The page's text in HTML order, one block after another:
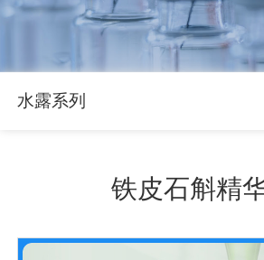
水露系列
铁皮石斛精